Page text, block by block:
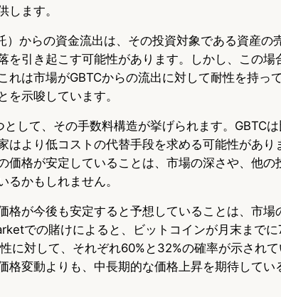
します。
）からの資金流出は、その投資対象である資産の
を引き起こす可能性があります。しかし、この場
れは市場がGBTCからの流出に対して耐性を持っ
示唆しています。
して、その手数料構造が挙げられます。GBTC
より低コストの代替手段を求める可能性があり
価格が安定していることは、市場の深さや、他の
かもしれません。
格が今後も安定すると予想していることは、市場
での賭けによると、ビットコインが月末まで
に対して、それぞれ60%と32%の確率が示されて
格変動よりも、中長期的な価格上昇を期待してい